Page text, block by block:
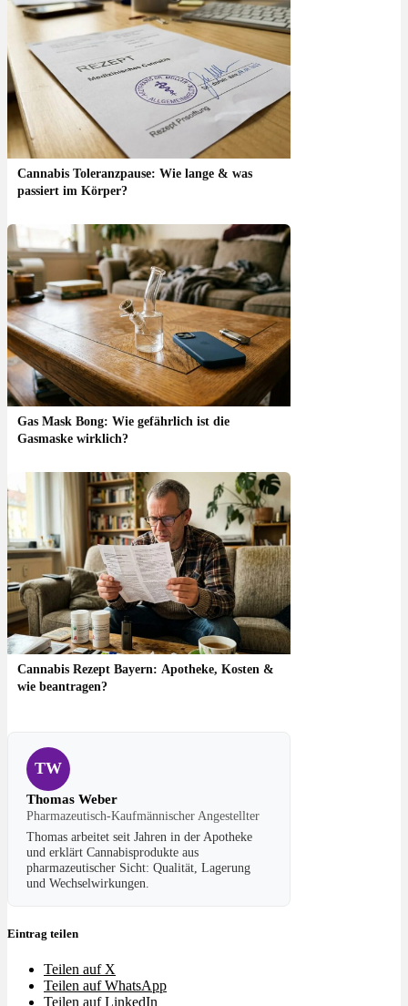
Cannabis Toleranzpause: Wie lange & was
passiert im Körper?
Gas Mask Bong: Wie gefährlich ist die
Gasmaske wirklich?
Cannabis Rezept Bayern: Apotheke, Kosten &
wie beantragen?
TW
Thomas Weber
Pharmazeutisch-Kaufmännischer Angestellter
Thomas arbeitet seit Jahren in der Apotheke
und erklärt Cannabisprodukte aus
pharmazeutischer Sicht: Qualität, Lagerung
und Wechselwirkungen.
Eintrag teilen
Teilen auf X
Teilen auf WhatsApp
Teilen auf LinkedIn